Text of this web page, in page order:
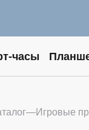
часы
Игровые